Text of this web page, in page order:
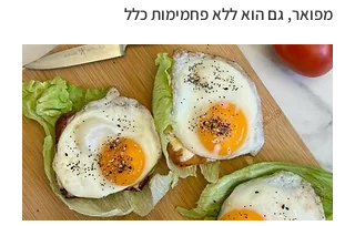
מפואר, גם הוא ללא פחמימות כלל